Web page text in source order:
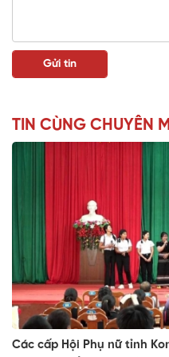
TIN CÙNG CHUYÊN
Các cấp Hội Phụ nữ tỉnh